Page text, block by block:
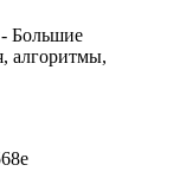
Большие
алгоритмы,